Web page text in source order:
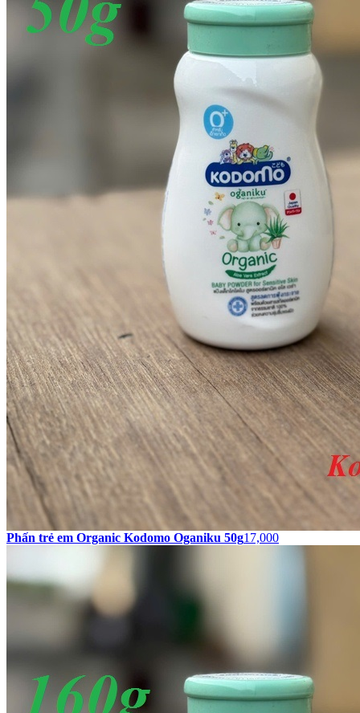
Phấn trẻ em Organic Kodomo Oganiku 50g17,000